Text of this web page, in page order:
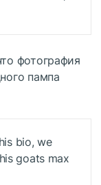
фотография
пампа
bio, we
goats max